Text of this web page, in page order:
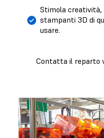
Stimola creatività,
stampanti 3D di
usare.
Contatta il reparto